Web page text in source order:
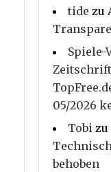
tide zu
05/2026
Tobi zu
behoben